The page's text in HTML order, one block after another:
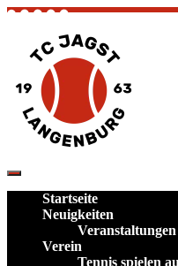
content
Verein und
Schwäbisch Hall
Startseite
Neuigkeiten
Veranstaltungen
Verein
Tennis spielen